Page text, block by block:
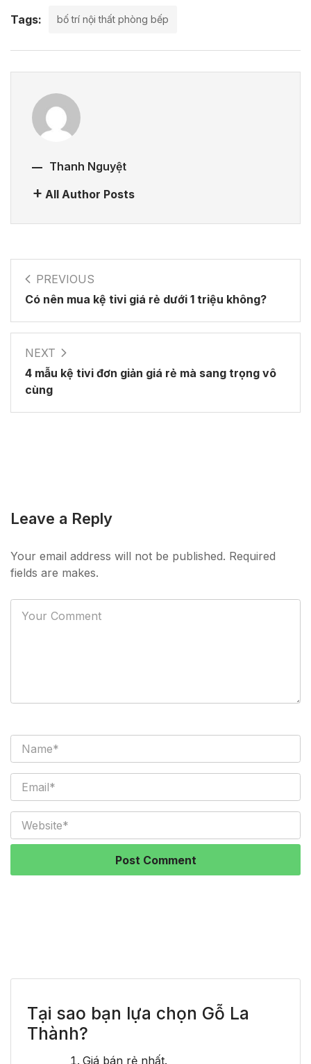
Tại sao bạn lựa chọn Gỗ La
Thành?
Giá bán rẻ nhất.
Tags: bố trí nội thất phòng bếp
Thanh Nguyệt
All Author Posts
PREVIOUS
Có nên mua kệ tivi giá rẻ dưới 1 triệu không?
NEXT
4 mẫu kệ tivi đơn giản giá rẻ mà sang trọng vô
cùng
Leave a Reply
Your email address will not be published. Required
fields are makes.